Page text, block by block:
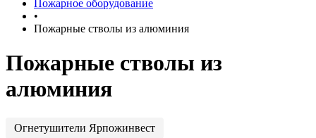
Пожарное оборудование
•
Пожарные стволы из алюминия
Пожарные стволы из
алюминия
Огнетушители Ярпожинвест